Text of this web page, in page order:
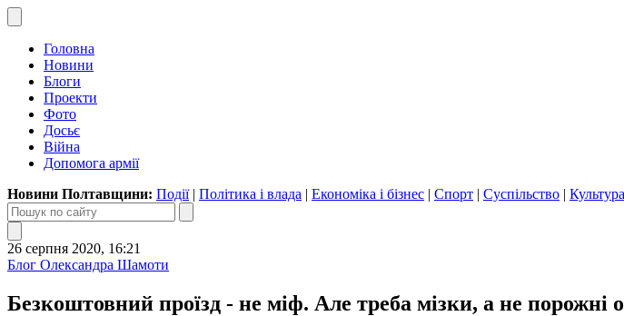
Головна
Новини
Блоги
Проекти
Фото
Досьє
Війна
Допомога армії
Новини Полтавщини: Події| Політика і влада | Економіка і бізнес | Спорт | Суспільство |
26 серпня 2020, 16:21
Блог Олександра Шамоти
Безкоштовний проїзд - не міф. Але треба мізки, а не порожні